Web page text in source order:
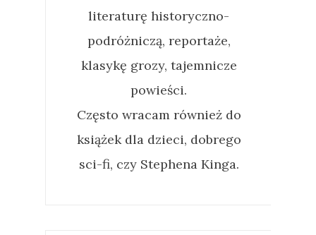
literaturę historyczno-
podróżniczą, reportaże,
klasykę grozy, tajemnicze
powieści.
Często wracam również do
książek dla dzieci, dobrego
sci-fi, czy Stephena Kinga.